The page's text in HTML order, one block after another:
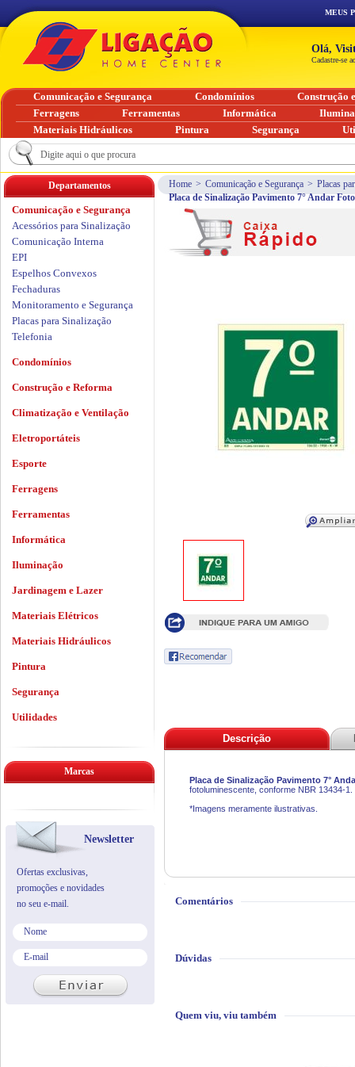
Home > Comunicação e Segurança > Placas
Placa de Sinalização Pavimento 7° Andar
Descrição
Placa de Sinalização Pavimento 7°
fotoluminescente, conforme NBR 13434-1.
*Imagens meramente ilustrativas.
Comentários
Dúvidas
Quem viu, viu também
Departamentos
Comunicação e Segurança
Acessórios para Sinalização
Comunicação Interna
EPI
Espelhos Convexos
Fechaduras
Monitoramento e Segurança
Placas para Sinalização
Telefonia
Condomínios
Construção e Reforma
Climatização e Ventilação
Eletroportáteis
Esporte
Ferragens
Ferramentas
Informática
Iluminação
Jardinagem e Lazer
Materiais Elétricos
Materiais Hidráulicos
Pintura
Segurança
Utilidades
Marcas
Newsletter
Ofertas exclusivas,
promoções e novidades
no seu e-mail.
MEUS
Olá,
Cadastre-se
Comunicação e Segurança Condomínios
Construção
Ferragens
Ferramentas Informática
Materiais Hidráulicos
Pintura Segurança